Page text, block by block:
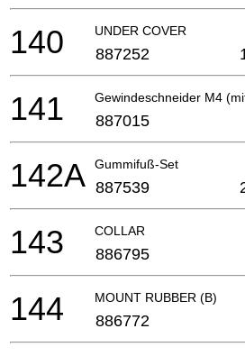
UNDER COVER
140 887252
Gewindeschneider M4
141 887015
Gummifuß-Set
142A 887539
COLLAR
143 886795
MOUNT RUBBER (B)
144 886772